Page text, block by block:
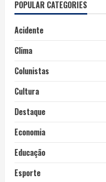
POPULAR CATEGORIES
Acidente
Clima
Colunistas
Cultura
Destaque
Economia
Educação
Esporte